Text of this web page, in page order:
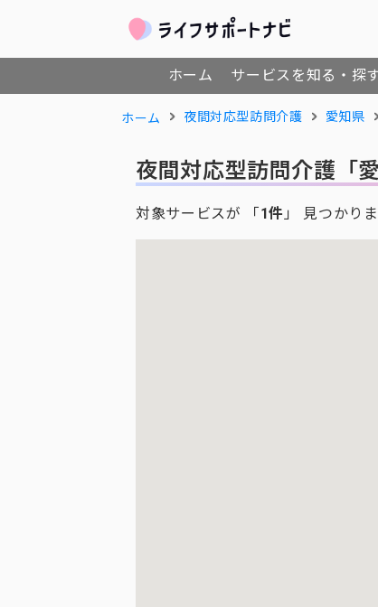
ホーム サービスを知る・探
ホーム 夜間対応型訪問介護 愛知県
夜間対応型訪問介護 「
対象サービスが 「1件 」 見つかりま